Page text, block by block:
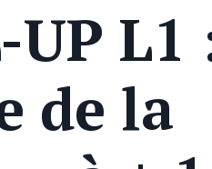
UP L1
de la